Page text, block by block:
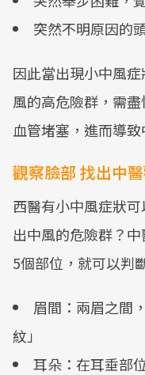
突然不明原因的
因此當出現小中風
風的高危險群，需
血管堵塞，進而導致
觀察臉部 找出中
西醫有小中風症狀
出中風的危險群？
5個部位，就可以判
眉間：兩眉之間
紋」
耳朵：在耳垂部